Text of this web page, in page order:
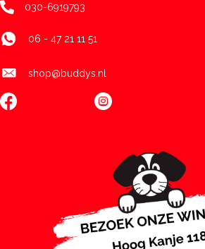
030-6919793
06 - 47 21 11 51
shop@buddys.nl